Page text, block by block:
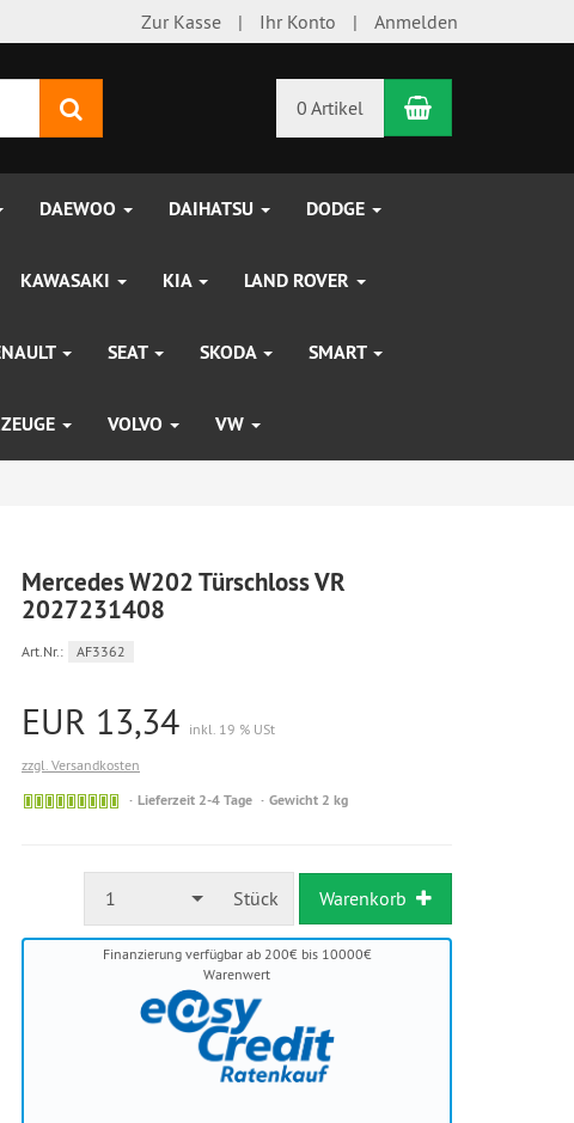
Zur Kasse Ihr Konto Anmelden
0 Artikel Warenkorb
DAEWOO DAIHATSU DODGE
KAWASAKI KIA LAND ROVER
SEAT SKODA SMART
VOLVO VW
Mercedes W202 Türschloss VR
2027231408
Art.Nr.: AF3362
EUR 13,34 inkl. 19 % USt
zzgl. Versandkosten
Sofort
Lieferzeit 2-4 Tage Gewicht 2 kg
1 Stück Warenkorb
Finanzierung verfügbar ab 200€ bis 10000€
Warenwert